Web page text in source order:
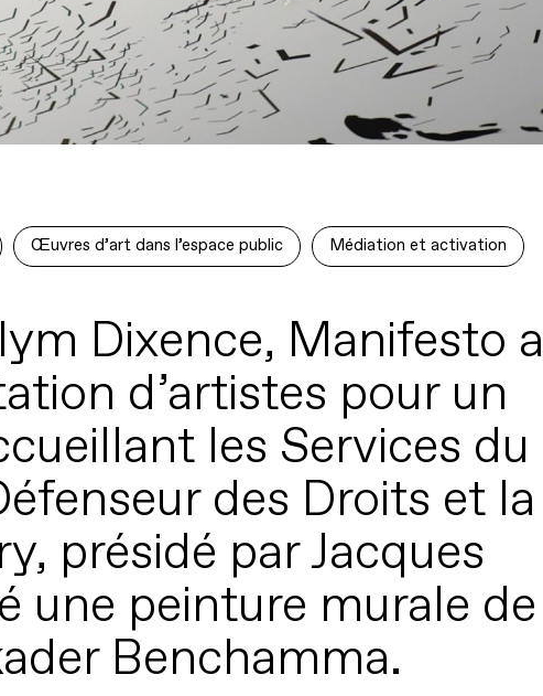
Œuvres d’art dans l’espace public Médiation et activation
Dixence, Manifesto a
d’artistes pour un
les Services du
des Droits et la
présidé par Jacques
une peinture murale de
Benchamma.